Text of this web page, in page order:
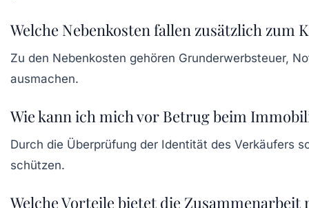
Welche Nebenkosten fallen zusätzlich zum
Zu den Nebenkosten gehören Grunderwerbsteuer,
ausmachen.
Wie kann ich mich vor Betrug beim
Durch die Überprüfung der Identität des Verkäufers
schützen.
Welche Vorteile bietet die Zusammenarbeit